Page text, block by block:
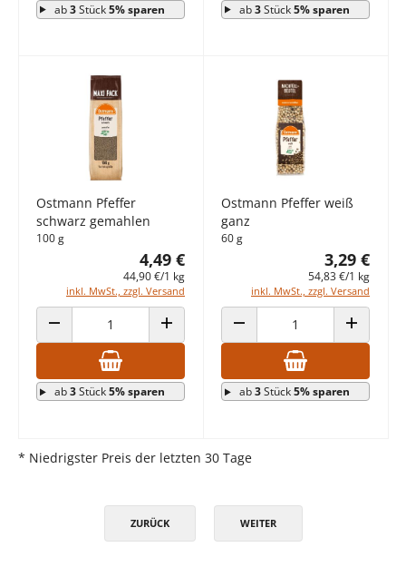
ab3Stück5% sparen ab3Stück5% sparen
Ostmann Pfeffer
schwarz gemahlen
100 g
4,49 €
44,90 €/1 kg
inkl. MwSt., zzgl. Versand
ANZAHL VERRINGERN ANZAHL ERHÖHEN
ab3Stück5% sparen
Ostmann Pfeffer weiß
ganz
60 g
3,29 €
54,83 €/1 kg
inkl. MwSt., zzgl. Versand
ANZAHL VERRINGERN ANZAHL
ab3Stück5% sparen
* Niedrigster Preis der letzten 30 Tage
ZURÜCK WEITER